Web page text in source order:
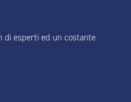
di esperti ed un costante